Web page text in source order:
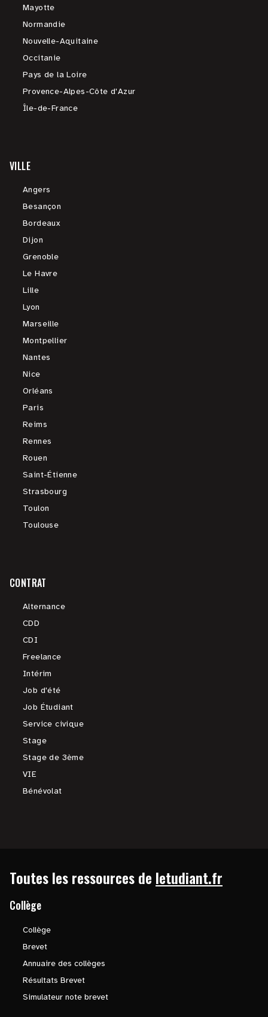
Mayotte
Normandie
Nouvelle-Aquitaine
Occitanie
Pays de la Loire
Provence-Alpes-Côte d'Azur
Île-de-France
VILLE
Angers
Besançon
Bordeaux
Dijon
Grenoble
Le Havre
Lille
Lyon
Marseille
Montpellier
Nantes
Nice
Orléans
Paris
Reims
Rennes
Rouen
Saint-Étienne
Strasbourg
Toulon
Toulouse
CONTRAT
Alternance
CDD
CDI
Freelance
Intérim
Job d'été
Job Étudiant
Service civique
Stage
Stage de 3ème
VIE
Bénévolat
Toutes les ressources de letudiant.fr
Collège
Collège
Brevet
Annuaire des collèges
Résultats Brevet
Simulateur note brevet